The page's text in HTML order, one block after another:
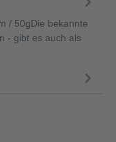
/ 50gDie bekannte
- gibt es auch als